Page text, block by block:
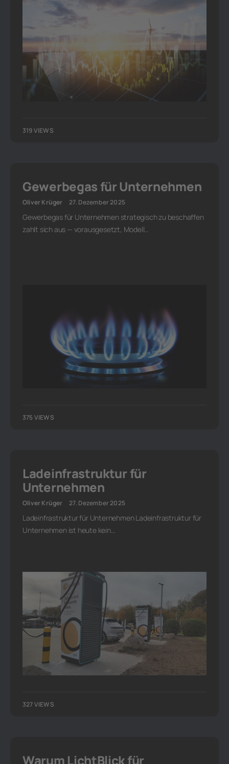
319 VIEWS
Gewerbegas für Unternehmen
Oliver Krüger 27. Dezember 2025
Gewerbegas für Unternehmen strategisch zu beschaffen
zahlt sich aus — vorausgesetzt, Modell…
375 VIEWS
Ladeinfrastruktur für
Unternehmen
Oliver Krüger 27. Dezember 2025
Ladeinfrastruktur für Unternehmen Ladeinfrastruktur für
Unternehmen ist heute kein…
327 VIEWS
Warum LichtBlick für